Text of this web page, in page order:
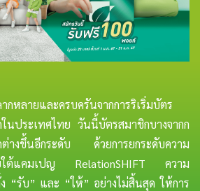
หลายและครบครันจากการริเริ่มบัตร
นประเทศไทย วันนี้บัตรสมาชิกบางจากก
ต่างขึ้นอีกระดับ ด้วยการยกระดับความ
ใต้แคมเปญ RelationSHIFT ความ
“รับ” และ “ให้” อย่างไม่สิ้นสุด ให้การ